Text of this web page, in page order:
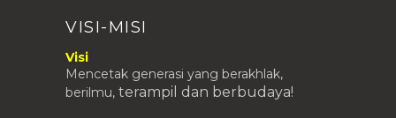
VISI-MISI
Visi
Mencetak generasi yang berakhlak,
berilmu, terampil dan berbudaya!